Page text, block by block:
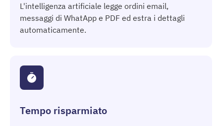
L'intelligenza artificiale legge ordini email,
messaggi di WhatApp e PDF ed estra i dettagli
automaticamente.
Tempo risparmiato